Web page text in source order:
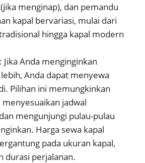
menginap), dan pemandu
kapal bervariasi, mulai dari
hingga kapal modern
Jika Anda menginginkan
Anda dapat menyewa
Pilihan ini memungkinkan
jadwal
mengunjungi pulau-pulau
Harga sewa kapal
pada ukuran kapal,
durasi perjalanan.